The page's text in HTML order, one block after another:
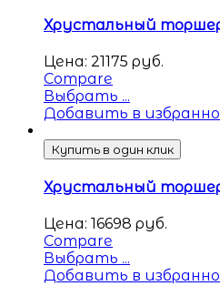
Хрустальный
Цена: 21175 руб.
Compare
Выбрать ...
Добавить в
Купить в один клик
Хрустальный
Цена: 16698 руб.
Compare
Выбрать ...
Добавить в